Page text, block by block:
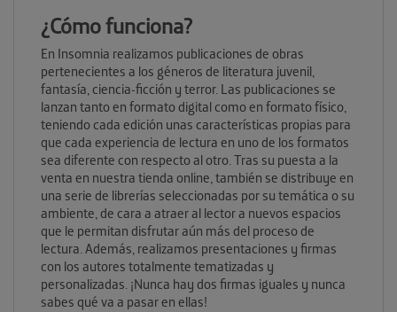
¿Cómo funciona?
En Insomnia realizamos publicaciones de obras
pertenecientes a los géneros de literatura juvenil,
fantasía, ciencia-ficción y terror. Las publicaciones se
lanzan tanto en formato digital como en formato físico,
teniendo cada edición unas características propias para
que cada experiencia de lectura en uno de los formatos
sea diferente con respecto al otro. Tras su puesta a la
venta en nuestra tienda online, también se distribuye en
una serie de librerías seleccionadas por su temática o su
ambiente, de cara a atraer al lector a nuevos espacios
que le permitan disfrutar aún más del proceso de
lectura. Además, realizamos presentaciones y firmas
con los autores totalmente tematizadas y
personalizadas. ¡Nunca hay dos firmas iguales y nunca
sabes qué va a pasar en ellas!